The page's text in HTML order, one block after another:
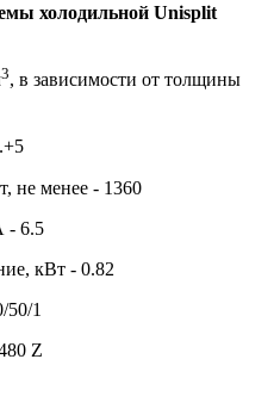
холодильной Unisplit
3, в зависимости от толщины
не менее - 1360
- 6.5
кВт - 0.82
50/1
Z